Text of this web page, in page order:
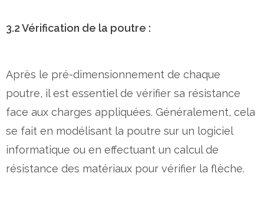
3.2 Vérification de la poutre :
Après le pré-dimensionnement de chaque
poutre, il est essentiel de vérifier sa résistance
face aux charges appliquées. Généralement, cela
se fait en modélisant la poutre sur un logiciel
informatique ou en effectuant un calcul de
résistance des matériaux pour vérifier la flèche.